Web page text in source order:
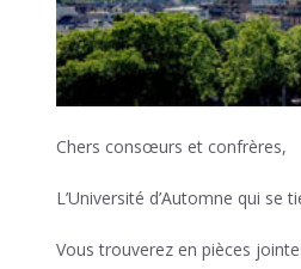
Chers consœurs et confrères,
L’Université d’Automne qui
Vous trouverez en pièces